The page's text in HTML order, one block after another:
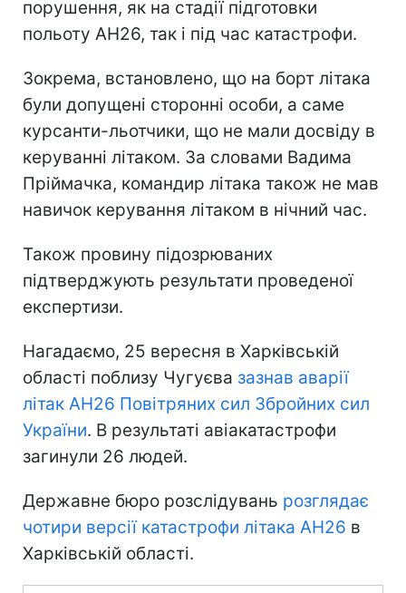
порушення, як на стадії підготовки
польоту АН26, так і під час катастрофи.
Зокрема, встановлено, що на борт літака
були допущені сторонні особи, а саме
курсанти-льотчики, що не мали досвіду в
керуванні літаком. За словами Вадима
Пріймачка, командир літака також не мав
навичок керування літаком в нічний час.
Також провину підозрюваних
підтверджують результати проведеної
експертизи.
Нагадаємо, 25 вересня в Харківській
області поблизу Чугуєва зазнав аварії
літак АН26 Повітряних сил Збройних сил
України. В результаті авіакатастрофи
загинули 26 людей.
Державне бюро розслідувань розглядає
чотири версії катастрофи літака АН26 в
Харківській області.